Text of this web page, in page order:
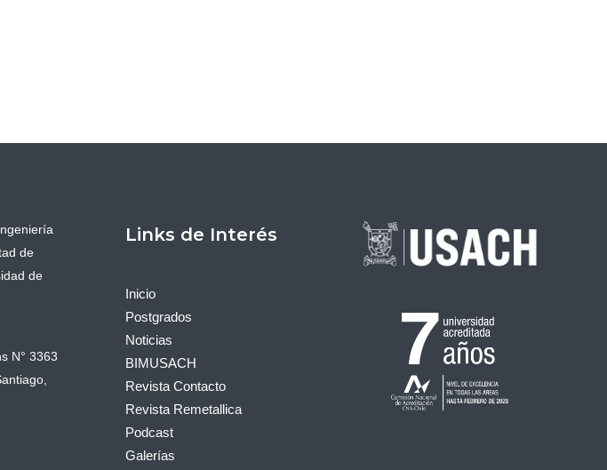
de
de
N° 3363
Links de Interés
Inicio
Postgrados
Noticias
BIMUSACH
Revista Contacto
Revista Remetallica
Podcast
Galerías